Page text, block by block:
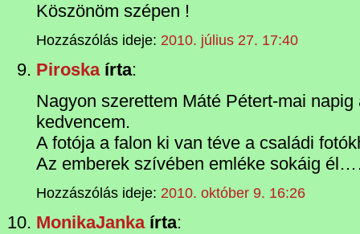
Köszönöm szépen !
Hozzászólás ideje: 2010. július 27. 17:40
Piroskaírta:
Nagyon szerettem Máté Pétert-mai napig
kedvencem.
A fotója a falon ki van téve a családi
Az emberek szívében emléke sokáig
Hozzászólás ideje: 2010. október 9. 16:26
MonikaJankaírta: